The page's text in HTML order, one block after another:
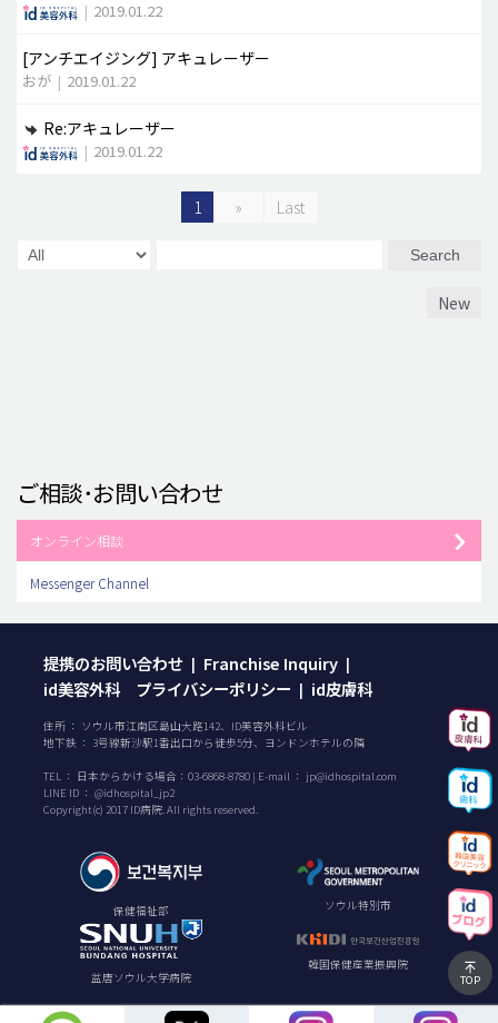
| 2019.01.22
[アンチエイジング] アキュレーザー
おが | 2019.01.22
Re:アキュレーザー
| 2019.01.22
1 » Last
Search
New
ご相談･お問い合わせ
オンライン相談
Messenger Channel
提携のお問い合わせ | Franchise Inquiry |
id美容外科 プライバシーポリシー | id皮膚科
住所 ： ソウル市江南区島山大路142、ID美容外科ビル
地下鉄 ： 3号線新沙駅1番出口から徒歩5分、ヨンドンホテルの隣
TEL ： 日本からかける場合： 03-6868-8780 | E-mail ： jp@idhospital.com
LINE ID ： @idhospital_jp2
Copyright(c) 2017 ID病院. All rights reserved.
保健福祉部 ソウル特別市
盆唐ソウル大学病院
韓国保健産業振興院
TOP